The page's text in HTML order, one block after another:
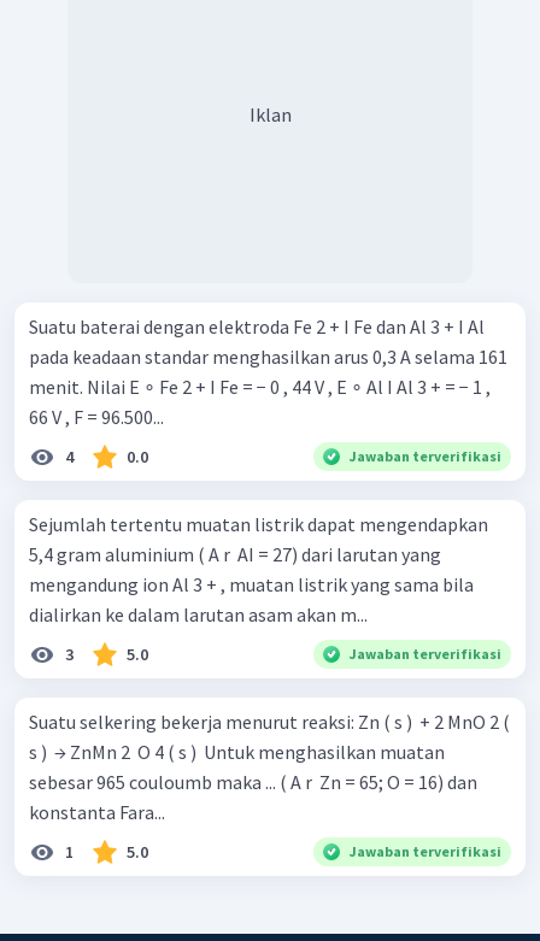
Iklan
Suatu baterai dengan elektroda Fe 2 + I Fe dan Al 3 + I Al
pada keadaan standar menghasilkan arus 0,3 A selama 161
menit. Nilai E ∘ Fe 2 + I Fe = − 0 , 44 V , E ∘ Al I Al 3 + = − 1 ,
66 V , F = 96.500...
4 0.0 Jawaban terverifikasi
Sejumlah tertentu muatan listrik dapat mengen­dapkan
5,4 gram aluminium ( A r ​ AI = 27) dari larut­an yang
mengandung ion Al 3 + , muatan listrik yang sama bila
dialirkan ke dalam larutan asam akan m...
3 5.0 Jawaban terverifikasi
Suatu selkering bekerja menurut reaksi: Zn ( s ) ​ + 2 MnO 2 (
s ) ​ → ZnMn 2 ​ O 4 ( s ) ​ Untuk menghasilkan muatan
sebesar 965 couloumb maka ... ( A r ​ Zn = 65; O = 16) dan
konstanta Fara...
1 5.0 Jawaban terverifikasi